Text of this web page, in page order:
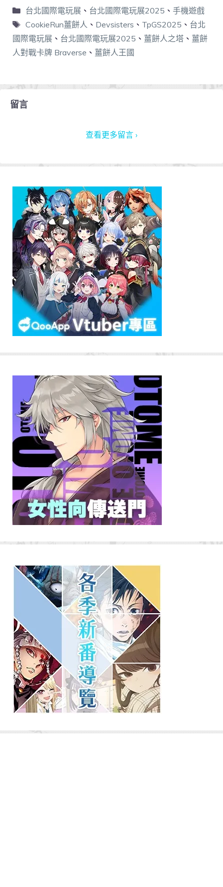
台北國際電玩展、 台北國際電玩展2025 、 手機遊戲
CookieRun薑餅人 、 Devsisters 、 TpGS2025 、 台北
國際電玩展 、 台北國際電玩展2025 、 薑餅人之塔 、 薑餅
人對戰卡牌 Braverse 、 薑餅人王國
留言
查看更多留言 ›